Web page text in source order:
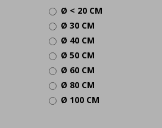
Ø < 20 CM
Ø 30 CM
Ø 40 CM
Ø 50 CM
Ø 60 CM
Ø 80 CM
Ø 100 CM